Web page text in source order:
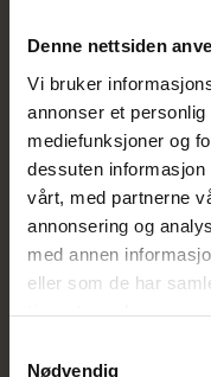
Denne nettsiden
Vi bruker
annonser et
mediefunksjoner og
dessuten
vårt, med partnerne
annonsering og
med annen
eller som de har
tjenestene deres.
Nødvendig
Kongsvinger
Lillehammer
Tromsø
UNGDOMS­SKOLE
Asker
Bergen
Bodø